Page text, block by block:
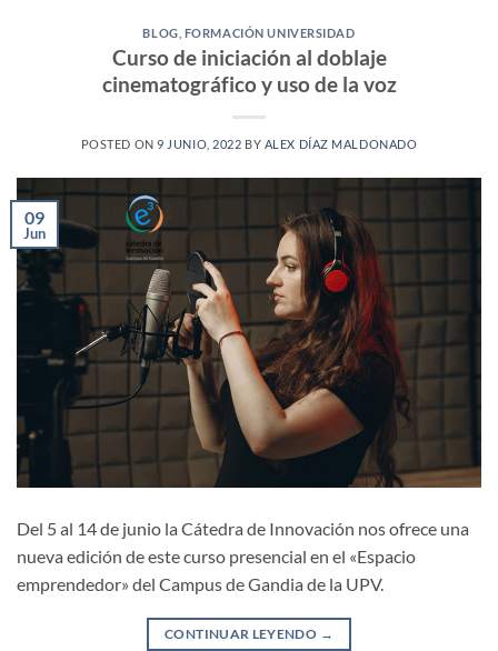
BLOG FORMACIÓN UNIVERSIDAD
Curso de iniciación al doblaje
cinematográfico y uso de la voz
POSTED ON9 JUNIO, 2022 BY ALEX DÍAZ MALDONADO
09
Jun
Del 5 al 14 de junio la Cátedra de Innovación nos ofrece una
nueva edición de este curso presencial en el «Espacio
emprendedor» del Campus de Gandia de la UPV.
CONTINUAR LEYENDO →